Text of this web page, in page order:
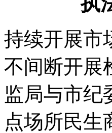
持续开展市
不间断开展
监局与市纪
点场所民生